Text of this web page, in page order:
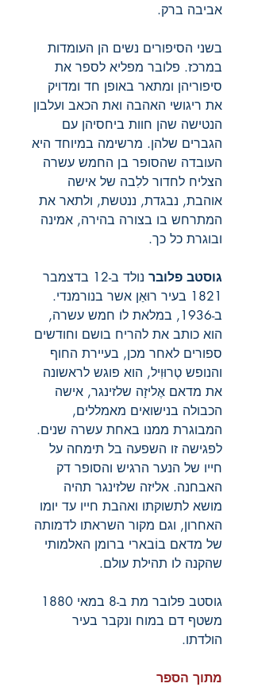
אביבה ברק.
בשני הסיפורים נשים הן העומדות
במרכז. פלובר מפליא לספר את
סיפוריהן ומתאר באופן חד ומדויק
את ריגושי האהבה ואת הכאב ועלבון
הנטישה שהן חוות ביחסיהן עם
הגברים שלהן. מרשימה במיוחד היא
העובדה שהסופר בן החמש עשרה
הצליח לחדור ללִבה של אישה
אוהבת, נבגדת, ננטשת, ולתאר את
המתרחש בו בצורה בהירה, אמינה
ובוגרת כל כך.
גוסטב פלובר
נולד ב-12 בדצמבר
1821 בעיר רוּאַן אשר בנורמנדי.
ב-1936, במלאת לו חמש עשרה,
הוא כותב את להריח בושם וחודשים
ספורים לאחר מכן, בעיירת החוף
והנופש טְרוּוִיל, הוא פוגש לראשונה
את מדאם אֶליזָה שלזינגר, אישה
הכבולה בנישואים מאמללים,
המבוגרת ממנו באחת עשרה שנים.
לפגישה זו השפעה בל תימחה על
חייו של הנער הרגיש והסופר דק
האבחנה. אליזה שלזינגר תהיה
מושא לתשוקתו ואהבת חייו עד יומו
האחרון, וגם מקור השראתו לדמותה
של מדאם בוֹבארי ברומן האלמותי
שהקנה לו תהילת עולם.
גוסטב פלובר מת ב-8 במאי 1880
משטף דם במוח ונקבר בעיר
הולדתו.
מתוך הספר